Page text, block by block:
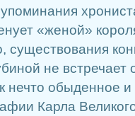
«женой»
существования
не встречает
нечто обыденное
Карла